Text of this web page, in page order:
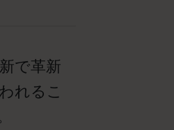
で革新
れるこ